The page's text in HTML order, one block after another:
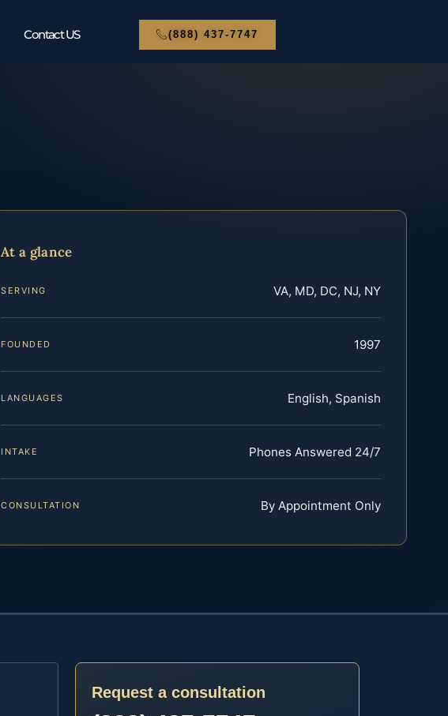
Contact US (888) 437-7747
At a glance
SERVING VA, MD, DC, NJ, NY
FOUNDED 1997
LANGUAGES English, Spanish
INTAKE Phones Answered 24/7
CONSULTATION By Appointment Only
Request a consultation